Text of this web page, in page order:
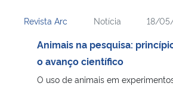
Revista Arc Notícia 18/
Animais na pesquisa:
o avanço científico
O uso de animais em